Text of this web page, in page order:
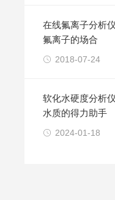
在线氟离子分析
氟离子的场合
2018-07-24
软化水硬度分析
水质的得力助手
2024-01-18